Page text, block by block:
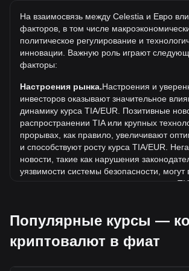
составляет €18.09. Еще неизвестно,
стоимость 1 TIA в EUR текущий
Какова динамика цен в EUR?
За последние 7 дней обменный курс
снизился на 0.48%. За последний месяц
следующей валюте: Евро (EUR).
На взаимосвязь между Celestia и Евро
факторов, в том числе
политическое регулирование и
инновации. Важную роль играют
факторы:
Настроения рынка.Настроения и
инвесторов оказывают значительное
динамику курса TIA/EUR. Позитивные
распространении TIA или крупных
прорывах, как правило, увеличивают
и способствуют росту курса TIA/EUR.
новости, такие как нарушения
уязвимости системы безопасности, могут
на рынке и привести к снижению курса
и нормативные акты, регулирующие
оказывают непосредственное влияние на
Это определяет их стоимость по
Популярные курсы —
криптовалют в фиат